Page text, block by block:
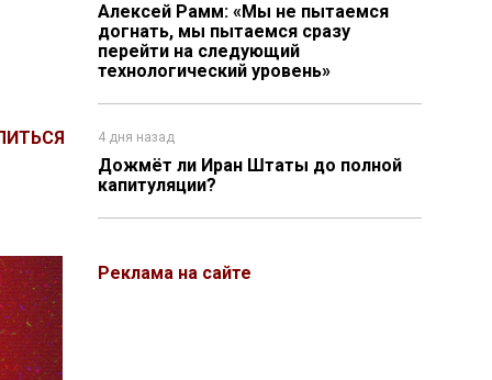
Алексей Рамм: «Мы не пытаемся
догнать, мы пытаемся сразу
перейти на следующий
технологический уровень»
4 дня назад
Дожмёт ли Иран Штаты до полной
капитуляции?
Реклама на сайте